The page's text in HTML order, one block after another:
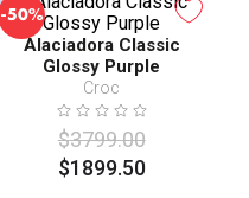
-50%
Alaciadora Classic
Glossy Purple
Croc
$3799.00
$1899.50